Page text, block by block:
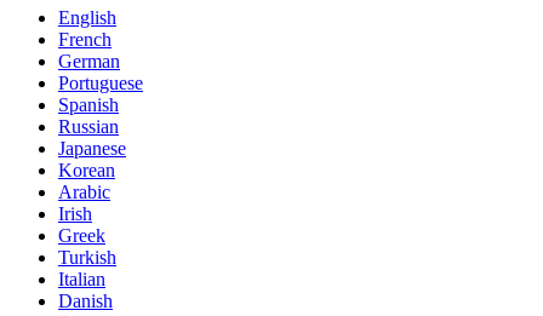
English
French
German
Portuguese
Spanish
Russian
Japanese
Korean
Arabic
Irish
Greek
Turkish
Italian
Danish